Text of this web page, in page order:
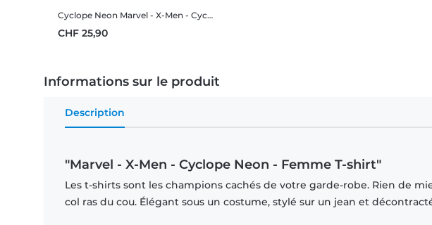
Cyclope Neon Marvel - X-Men - Cyclope Neon - Homme T-shirt
CHF 25,90
Informations sur le produit
Description
"Marvel - X-Men - Cyclope Neon - Femme T-shirt"
Les t-shirts sont les champions cachés de votre garde-robe. Rien de
col ras du cou. Élégant sous un costume, stylé sur un jean et